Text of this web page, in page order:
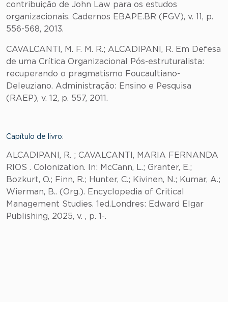
contribuição de John Law para os estudos
organizacionais. Cadernos EBAPE.BR (FGV), v. 11, p.
556-568, 2013.
CAVALCANTI, M. F. M. R.; ALCADIPANI, R. Em Defesa
de uma Crítica Organizacional Pós-estruturalista:
recuperando o pragmatismo Foucaultiano-
Deleuziano. Administração: Ensino e Pesquisa
(RAEP), v. 12, p. 557, 2011.
Capítulo de livro:
ALCADIPANI, R. ; CAVALCANTI, MARIA FERNANDA
RIOS . Colonization. In: McCann, L.; Granter, E.;
Bozkurt, O.; Finn, R.; Hunter, C.; Kivinen, N.; Kumar, A.;
Wierman, B.. (Org.). Encyclopedia of Critical
Management Studies. 1ed.Londres: Edward Elgar
Publishing, 2025, v. , p. 1-.